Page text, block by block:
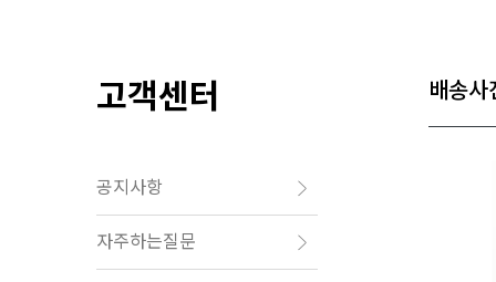
고객센터
공지사항
자주하는질문
배송사